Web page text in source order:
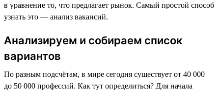
в уравнение то, что предлагает рынок. Самый простой способ
узнать это — анализ вакансий.
Анализируем и собираем список
вариантов
По разным подсчётам, в мире сегодня существует от 40 000
до 50 000 профессий. Как тут определиться? Для начала